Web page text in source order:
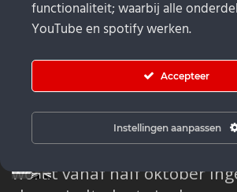
UPDATE: 17 OKTOBER
Baroeg is nu een paar
in afwachting van de start
begint binnenkort. Het
wordt vanaf half oktober
functionaliteit; waarbij alle
YouTube en spotify werken.
Accepteer
Instellingen aanpassen